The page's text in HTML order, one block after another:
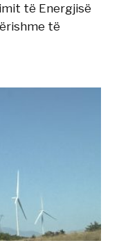
të Energjisë
të